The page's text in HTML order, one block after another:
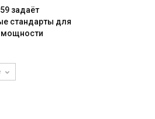
задаёт
стандарты для
мощности